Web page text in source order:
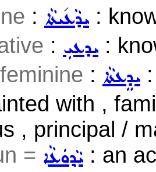
: ܝܕܵܥ݇ܝܬܵܐ :
: ܝܕܥܝܼ :
feminine : ܝܕܸܥܬܵܐ
with ,
, principal /
= ܝܵܕ݂ܘܿܥܵܐ : an